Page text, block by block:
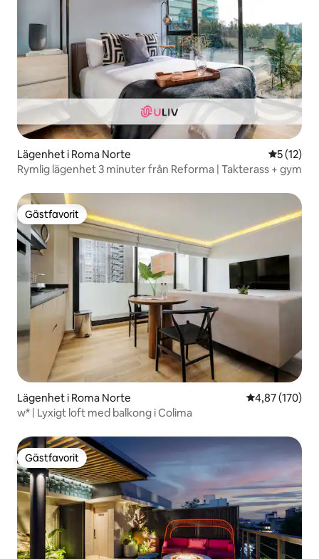
Lägenhet i Roma Norte 5 av 5 i
5 (12)
Rymlig lägenhet 3 minuter från Reforma | Takterass + gym
Gästfavorit
Gästfavorit
Lägenhet i Roma Norte 4,87 av 5 i
4,87 (170)
w* | Lyxigt loft med balkong i Colima
Gästfavorit
Gästfavorit